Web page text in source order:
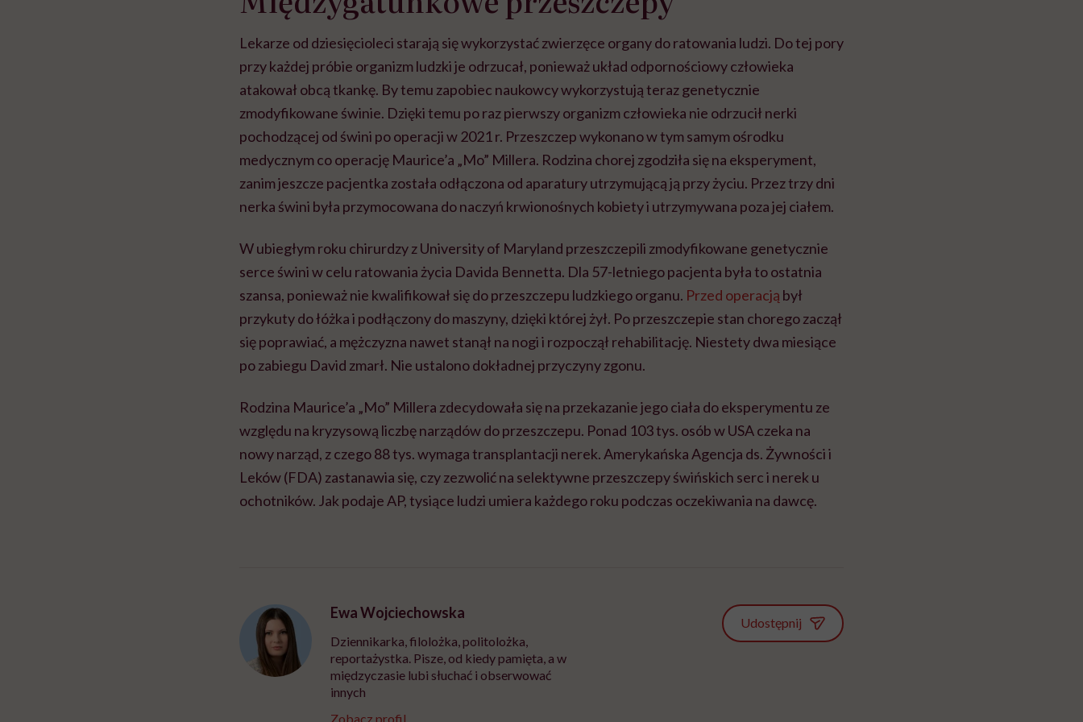
Lekarze od dziesięcioleci starają się wykorzystać zwierzęce organy do ratowania ludzi. Do tej pory
przy każdej próbie organizm ludzki je odrzucał, ponieważ układ odpornościowy człowieka
atakował obcą tkankę. By temu zapobiec naukowcy wykorzystują teraz genetycznie
zmodyfikowane świnie. Dzięki temu po raz pierwszy organizm człowieka nie odrzucił nerki
pochodzącej od świni po operacji w 2021 r. Przeszczep wykonano w tym samym ośrodku
medycznym co operację Maurice’a „Mo” Millera. Rodzina chorej zgodziła się na eksperyment,
zanim jeszcze pacjentka została odłączona od aparatury utrzymującą ją przy życiu. Przez trzy dni
nerka świni była przymocowana do naczyń krwionośnych kobiety i utrzymywana poza jej ciałem.
W ubiegłym roku chirurdzy z University of Maryland przeszczepili zmodyfikowane genetycznie
serce świni w celu ratowania życia Davida Bennetta. Dla 57-letniego pacjenta była to ostatnia
szansa, ponieważ nie kwalifikował się do przeszczepu ludzkiego organu. Przed operacją był
przykuty do łóżka i podłączony do maszyny, dzięki której żył. Po przeszczepie stan chorego zaczął
się poprawiać, a mężczyzna nawet stanął na nogi i rozpoczął rehabilitację. Niestety dwa miesiące
po zabiegu David zmarł. Nie ustalono dokładnej przyczyny zgonu.
Rodzina Maurice’a „Mo” Millera zdecydowała się na przekazanie jego ciała do eksperymentu ze
względu na kryzysową liczbę narządów do przeszczepu. Ponad 103 tys. osób w USA czeka na
nowy narząd, z czego 88 tys. wymaga transplantacji nerek. Amerykańska Agencja ds. Żywności i
Leków (FDA) zastanawia się, czy zezwolić na selektywne przeszczepy świńskich serc i nerek u
ochotników. Jak podaje AP, tysiące ludzi umiera każdego roku podczas oczekiwania na dawcę.
Ewa Wojciechowska
Dziennikarka, filolożka, politolożka,
reportażystka. Pisze, od kiedy pamięta, a w
międzyczasie lubi słuchać i obserwować
innych
Zobacz profil
Udostępnij